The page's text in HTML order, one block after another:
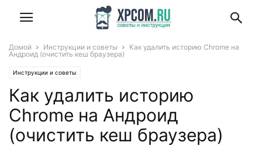
Домой Инструкции и советы
Как удалить историю Chrome на
Андроид (очистить кеш браузера)
Инструкции и советы
Как удалить историю
Chrome на Андроид
(очистить кеш браузера)